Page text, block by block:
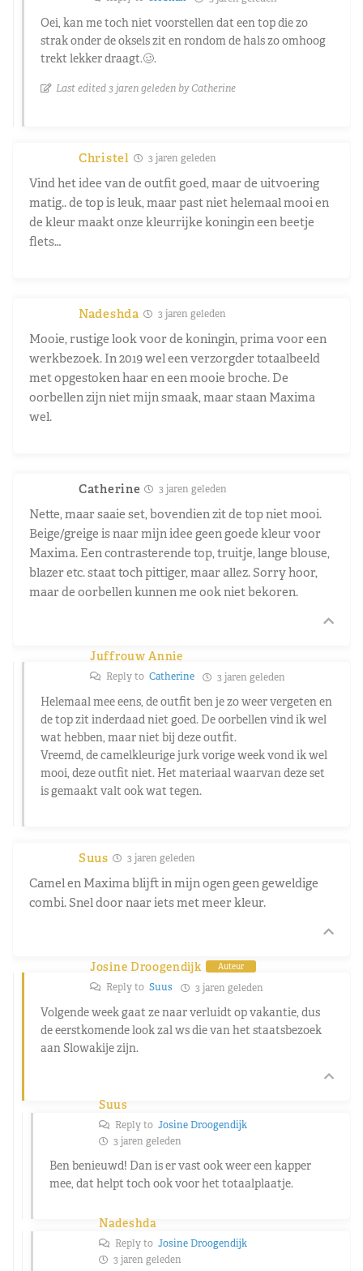
Oei, kan me toch niet voorstellen dat een top die zo
strak onder de oksels zit en rondom de hals zo omhoog
trekt lekker draagt.🥴.
Last edited 3 jaren geleden by Catherine
Christel 3 jaren geleden
Vind het idee van de outfit goed, maar de uitvoering
matig.. de top is leuk, maar past niet helemaal mooi en
de kleur maakt onze kleurrijke koningin een beetje
flets…
Nadeshda 3 jaren geleden
Mooie, rustige look voor de koningin, prima voor een
werkbezoek. In 2019 wel een verzorgder totaalbeeld
met opgestoken haar en een mooie broche. De
oorbellen zijn niet mijn smaak, maar staan Maxima
wel.
Catherine 3 jaren geleden
Nette, maar saaie set, bovendien zit de top niet mooi.
Beige/greige is naar mijn idee geen goede kleur voor
Maxima. Een contrasterende top, truitje, lange blouse,
blazer etc. staat toch pittiger, maar allez. Sorry hoor,
maar de oorbellen kunnen me ook niet bekoren.
Juffrouw Annie
Reply to Catherine 3 jaren geleden
Helemaal mee eens, de outfit ben je zo weer vergeten en
de top zit inderdaad niet goed. De oorbellen vind ik wel
wat hebben, maar niet bij deze outfit.
Vreemd, de camelkleurige jurk vorige week vond ik wel
mooi, deze outfit niet. Het materiaal waarvan deze set
is gemaakt valt ook wat tegen.
Suus 3 jaren geleden
Camel en Maxima blijft in mijn ogen geen geweldige
combi. Snel door naar iets met meer kleur.
Josine Droogendijk Auteur
Reply to Suus 3 jaren geleden
Volgende week gaat ze naar verluidt op vakantie, dus
de eerstkomende look zal ws die van het staatsbezoek
aan Slowakije zijn.
Suus
Reply to Josine Droogendijk
3 jaren geleden
Ben benieuwd! Dan is er vast ook weer een kapper
mee, dat helpt toch ook voor het totaalplaatje.
Nadeshda
Reply to Josine Droogendijk
3 jaren geleden